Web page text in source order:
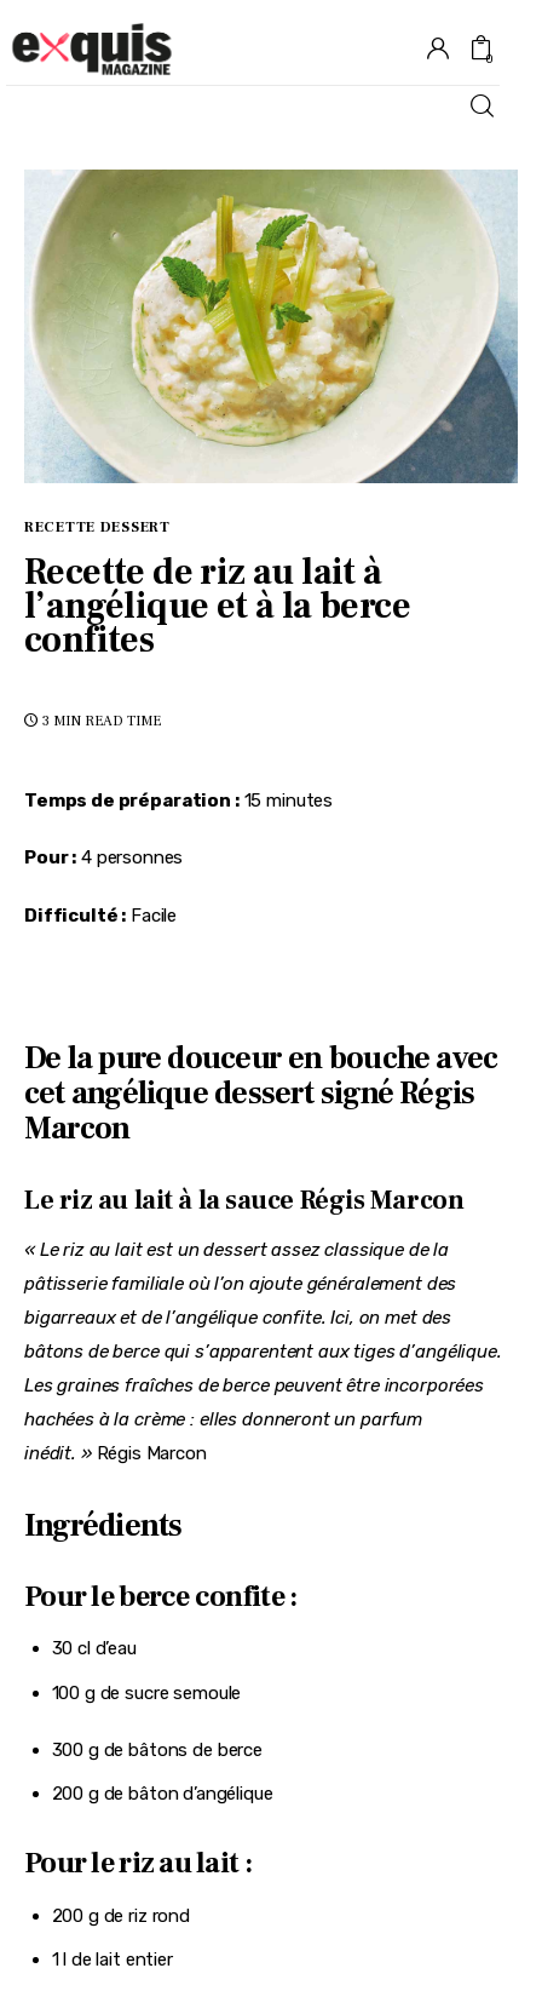
0
Hôtels
Gastronomie
Recettes
Shopping
Évènements
RECETTE DESSERT
Recette de riz au lait à
l’angélique et à la berce
confites
3 MIN READ TIME
Temps de préparation : 15 minutes
Pour : 4 personnes
Difficulté : Facile
De la pure douceur en bouche avec
cet angélique dessert signé Régis
Marcon
Le riz au lait à la sauce Régis Marcon
« Le riz au lait est un dessert assez classique de la
pâtisserie familiale où l’on ajoute généralement des
bigarreaux et de l’angélique confite. Ici, on met des
bâtons de berce qui s’apparentent aux tiges d’angélique.
Les graines fraîches de berce peuvent être incorporées
hachées à la crème : elles donneront un parfum
inédit. » Régis Marcon
Ingrédients
Pour le berce confite :
30 cl d’eau
100 g de sucre semoule
300 g de bâtons de berce
200 g de bâton d’angélique
Pour le riz au lait :
200 g de riz rond
1 l de lait entier